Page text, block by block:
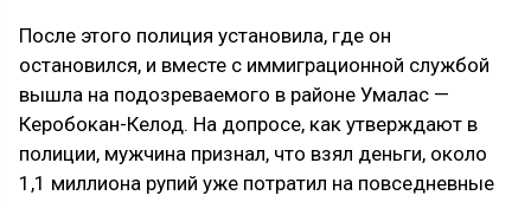
После этого полиция установила, где он
остановился, и вместе с иммиграционной службой
вышла на подозреваемого в районе Умалас —
Керобокан-Келод. На допросе, как утверждают в
полиции, мужчина признал, что взял деньги, около
1,1 миллиона рупий уже потратил на повседневные